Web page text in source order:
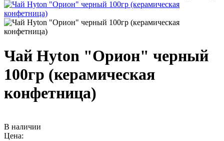
Чай Hyton "Орион" черный
100гр (керамическая
конфетница)
В наличии
Цена: